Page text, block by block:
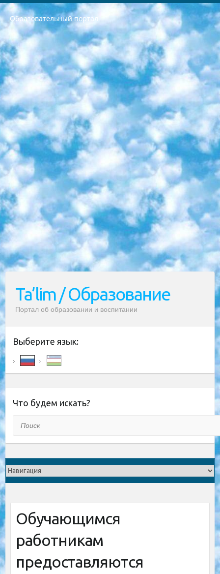
Образовательный портал
РЕСПУБЛИКА УЗБЕКИСТАН МИНИСТРЕРСТВО ДОШКОЛЬНОГО И ШКОЛЬНОГО ОБРАЗОВАНИЯ КОМАНДА в общеобразовательных учреждениях в 2023-2024 учебном году организация и проведение итоговой государственной аттестации обучающихся о Министра дошкольного и школьного образования Республики Узбекистан от 4 марта 2008 года (постановлением Минюста от 20 марта 2008 года № 1778 государственной регистрации) «Итоговое состояние учащихся общего среднего образования на основании положения об утверждении положения об аттестации общего среднего образования выпускной экзамен студентов в образовательных учреждениях в 2023-2024 учебном году В целях организации и прохождения аттестации приказываю: 1. Следующее: перечень предметов, по которым будет проводиться итоговая государственная аттестация и экзамен формы перевода согласно приложению 1; сертификаты международного образца, оценивающие уровень владения иностранными языками перечень согласно приложению 2; 2. Педагогический при специализированных образовательных учреждениях. научно-практический центр квалификации и международной оценки (Д.Давидова) 2024 г. До 25 марта: задания по предметам, по которым будет проводиться итоговая аттестация разработка и утверждение технических условий; итоговая аттестация на основании разработанного предметного задания разработка вопросов по предметам (устно и письменно), экзамен передача; общеобразовательные средние школы и специальные учебные заведения учащиеся выпускных классов школ и интернатов в агентской системе подготовка базы данных экзаменационных материалов и критериев оценки; перевод базы экзаменационных материалов на все языки обучения подать в Республиканский образовательный центр для изготовления; варианты экзаменов на основе разработанных контрольных материалов пусть будут поставлены задачи формирования. 3. Республиканский образовательный центр (Ш.Худайкулов) до 5 апреля 2024 года. до: база данных предоставленных экзаменационных материалов на все языки обучения перевод и экспертиза; для слепых, слабовидящих, глухих, слабослышащих и умственно отсталых детей учащиеся выпускных классов специализированных школ и школ-интернатов база данных экзаменационных материалов на всех преподаваемых языках подготовка критериев оценки; специализированные школы для умственно отсталых детей и технологии для учащихся выпускных классов школ-интернатов разработка соответствующих рекомендаций и критериев проведения ЕГЭ по естествознанию давать задания. 4. Педагогический при специализированных образовательных учреждениях. Научно-практический центр навыков и международной оценки (Д.Давидова), Республика образовательный центр (Худайкулов Ш.) итоговый государственный аттестационный экзамен ориентирован на творческое и логическое мышление при подготовке базы материалов учитывать введение заданий. 5. Следует отметить, что: сертификат государственного образца о знании общеобразовательного предмета и как минимум национальный уровень B1 по предметам на иностранных языках, указанным в Приложении 2. или международно признанный сертификат эквивалентного уровня студенты, изучающие определенный предмет, освобождаются от экзамена; по соответствующим предметам запланирована итоговая государственная аттестация за день до дня, путем жеребьевки Рабочей группой (в письменной форме по предметам, проводимым в форме) из числа сформированных вариантов выбрано 2 варианта; 2 выбранных варианта экзамена анонсированы на официальном сайте министерства и все выпускники по всей стране на основе этих вариантов проводит итоговую государственную аттестацию. 6. Государственное образование учащихся средних общеобразовательных учреждений. знания в соответствии с квалификационными требованиями, которые необходимо приобрести на основании стандартов итоговый (выпускной) контроль для 9 и 11 классов в целях тестирования Экзамены (далее – экзамены) состоят из предметов, перечисленных в приложении 1. будет сделано. 7. Экзамены пройдут с 26 мая по 15 июня 2024 г. (кроме науки физического воспитания). 8. Физическая для учащихся 9 классов общесредних образовательных учреждений. Экзамены по предмету «Образование, квалификация медицина» 1-6 мая 2024 года. сотрудники перевести под присмотр (с отклонениями в физическом или умственном развитии) специализированная школа для детей, школы-интернаты и со сколиозом школы-интернаты санаторного типа для больных детей исключены). 9. Он был слепым, слабовидящим и имел нарушения опорно-двигательного аппарата. экзамены в специализированных школах и интернатах для детей должны проводиться исходя из требований, предъявляемых к общеобразовательным учреждениям (физкультура кроме науки). 10. Специализированная школа для глухих и слабослышащих детей. и экзамены в интернатах и быть реализован в виде письменного теста по математике. 11. Специальность для умственно отсталых детей. Для 9 класса Родной язык и литературное письмо Государственный язык (язык обучения – узбекский). для неклассов) написано Математическое письмо Письменная/устная история Узбекистана Физическое воспитание практично Итоговый контроль Для 11 класса Написание родного языка и литературы (эссе) Математическое письмо Узбекский язык (обучение на узбекском языке) не посещающее общее среднее образование для учреждений)/Образовательное учреждение выбор письменный и устный Иностранный язык письменный/устный Письменная/устная история Узбекистана *По выбору студента:  Химия  Физика  Основы государственного права  География 10 бесплатных образовательных ресурсов - Мы составили подборку онлайн-проектов с интерактивными упражнениями, видеолекциями и статьями. Они помогут вам обрести новые и освежить старые знания бесплатно. 1. «ИНТУИТ» Старейшая образовательная площадка Рунета. Здесь вы найдёте сотни текстовых и видеокурсов на десятки различных тем — от программирования до психологии. Многие курсы подготовлены российскими университетами и крупными международными компаниями вроде Intel и Microsoft. Самостоятельное обучение бесплатное, но желающие могут оплатить услуги персональных наставников. 2. «Смартия» знакомит с актуальными профессиями и подсказывает, как им обучаться. Выбрав заинтересовавшую вас специальность — SMM-специалист, фотограф, веб-дизайнер или другую, — увидите список необходимых для неё умений. Чтобы вы могли освоить их самостоятельно, для каждого умения площадка отображает подборку ссылок на учебные материалы. Хотя «Смартия» ориентируется на русскоязычную аудиторию, часть контента всё же доступна только на английском. 3. «Лекторий Физтеха» Проект Московского физико-технического института (Физтеха). С его помощью вы можете смотреть онлайн серии лекций, записанные на видео в этом вузе. В числе доступных предметов — физика, биология, химия, информационные технологии и другие. К некоторым лекциям администрация ресурса прилагает готовые конспекты, которые можно скачивать в PDF-формате. 4. ITMOcourses Онлайн-площадка Санкт-Петербургского национального исследовательского университета информационных технологий, механики и оптики (ИТМО). Ресурс предоставляет свободный доступ к курсам, разработанным в этом вузе. Каталог материалов разбит на четыре категории: «Оптические системы и технологии», «Приборостроение и робототехника», «Информационные технологии» и «Биотехнологии». Курсы состоят из видеолекций, интерактивных демонстраций и заданий. 5. «КиберЛенинка» Электронная научная библиотека открытого доступа. Каталог площадки регулярно обрастает текстами статей из различных научных изданий. Сгруппированные по журналам и рубрикам публикации можно читать онлайн или скачивать целиком в PDF-формате. Проект нацелен на популяризацию науки за счёт открытого доступа к качественной информации. 6. «ПостНаука» На этом ресурсе публикуют подборки видеолекций, составленные экспертами из разных отраслей и объединённые общими темами. Среди них, к примеру, есть серии «Биоинформатика и геномика», «Культура средневековой Скандинавии» и Cinema Studies о теории кино. Каждая подборка лекций — логически связанная история, рассказанная экспертом от первого лица. Кроме того, на сайте появляются научно-образовательные статьи и тесты на разные темы. 7. «Newочём» Команда проекта «Newочём» отбирает самые интересные тексты из англоязычных СМИ и переводит те из них, за которые голосуют участники сообщества «ВКонтакте». По большей части это научно-популярные статьи. Редакторы придумывают лишь заголовки, в остальном содержание переводов соответствует оригиналам. Полные тексты можно читать прямо в социальной сети. 8. InternetUrok Онлайн-база материалов по основным дисциплинам школьной программы. Информация на сайте структурирована по классам, предметам и темам (урокам). Каждый урок состоит из видеолекций и конспектов. Есть также интерактивные тренажёры и тесты для закрепления пройденного материала. Даже если вы давно окончили школу, возможность повторить программу старших классов всегда может пригодиться. 9. Edutainme Ещё один ресурс об образовании. В отличие от Newtonew, как мне кажется, Edutainme больше ориентируется на представителей индустрии: педагогов, предпринимателей, разработчиков образовательных проектов. Но и любой, кто просто стремится к саморазвитию, найдёт на сайте много полезного и интересного для себя. Например, информацию о новых курсах и образовательных сервисах. 10. Newtonew Онлайн-медиа об образовании и обучении в широком смысле. Авторы Newtonew пишут об инструментах, заведениях, тактиках и стратегиях, которые помогают учить других и получать новые знания самостоятельно. На этой площадке вы найдёте новости, обзоры, аналитические мат
Ta’lim / Образование
Портал об образовании и воспитании
Выберите язык:
Что будем искать?
Обучающимся
работникам
предоставляются